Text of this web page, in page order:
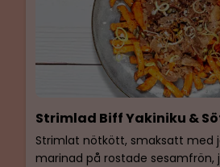
Strimlad
Strimlat nötkött, smaksatt med
marinad på rostade sesamfrön,